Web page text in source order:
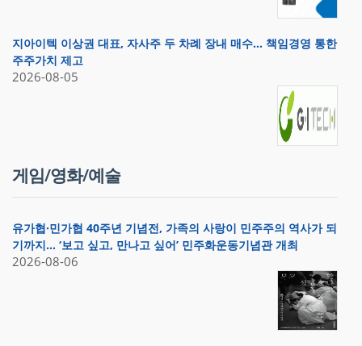
지아이텍 이상권 대표, 자사주 두 차례 장내 매수… 책임경영 통한
주주가치 제고
2026-08-05
게임/영화/예술
유가협·민가협 40주년 기념전, 가족의 사랑이 민주주의 역사가 되
기까지… ‘보고 싶고, 만나고 싶어’ 민주화운동기념관 개최
2026-08-06